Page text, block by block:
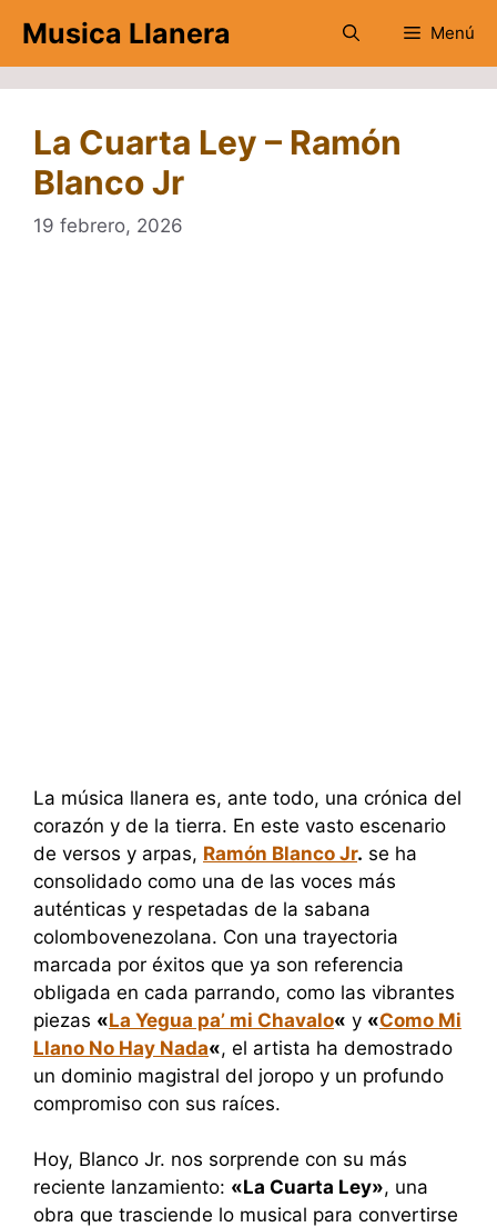
contenido
Musica Llanera Menú
La Cuarta Ley – Ramón
Blanco Jr
19 febrero, 2026
La música llanera es, ante todo, una crónica del
corazón y de la tierra. En este vasto escenario
de versos y arpas, Ramón Blanco Jr. se ha
consolidado como una de las voces más
auténticas y respetadas de la sabana
colombovenezolana. Con una trayectoria
marcada por éxitos que ya son referencia
obligada en cada parrando, como las vibrantes
piezas «La Yegua pa’ mi Chavalo« y «Como Mi
Llano No Hay Nada«, el artista ha demostrado
un dominio magistral del joropo y un profundo
compromiso con sus raíces.
Hoy, Blanco Jr. nos sorprende con su más
reciente lanzamiento: «La Cuarta Ley», una
obra que trasciende lo musical para convertirse